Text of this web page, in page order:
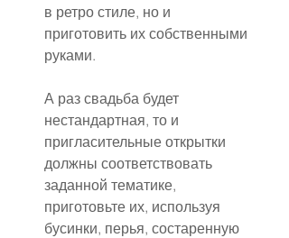
в ретро стиле, но и
приготовить их собственными
руками.
А раз свадьба будет
нестандартная, то и
пригласительные открытки
должны соответствовать
заданной тематике,
приготовьте их, используя
бусинки, перья, состаренную